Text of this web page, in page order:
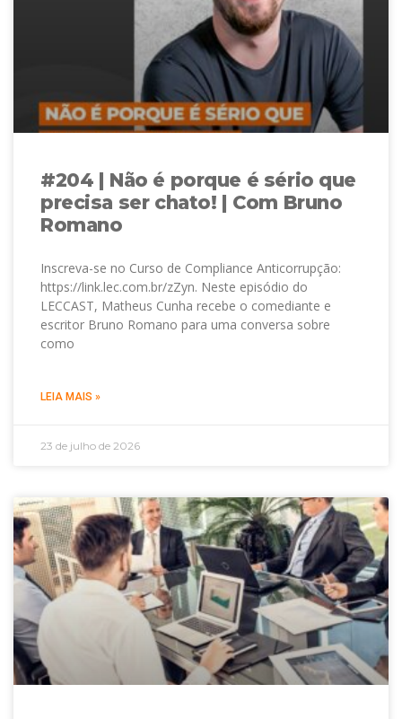
#204 | Não é porque é sério que
precisa ser chato! | Com Bruno
Romano
Inscreva-se no Curso de Compliance Anticorrupção:
https://link.lec.com.br/zZyn. Neste episódio do
LECCAST, Matheus Cunha recebe o comediante e
escritor Bruno Romano para uma conversa sobre
como
LEIA MAIS »
23 de julho de 2026